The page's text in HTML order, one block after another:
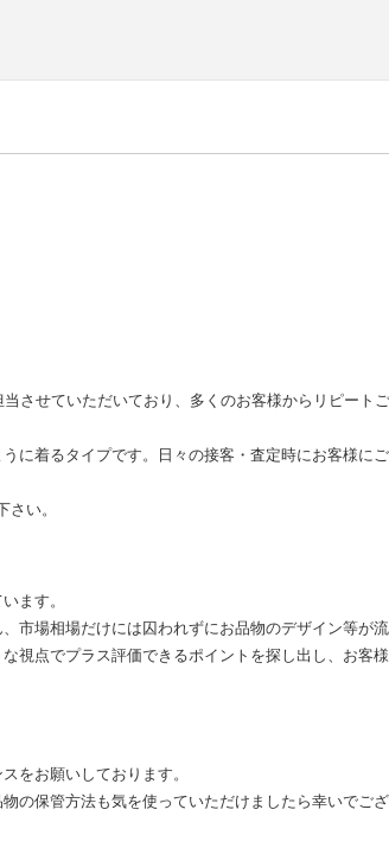
させていただいており、多くのお客様からリピート
に着るタイプです。日々の接客・査定時にお客様に
い。
ます。
市場相場だけには囚われずにお品物のデザイン等が
視点でプラス評価できるポイントを探し出し、お客
をお願いしております。
の保管方法も気を使っていただけましたら幸いでござ